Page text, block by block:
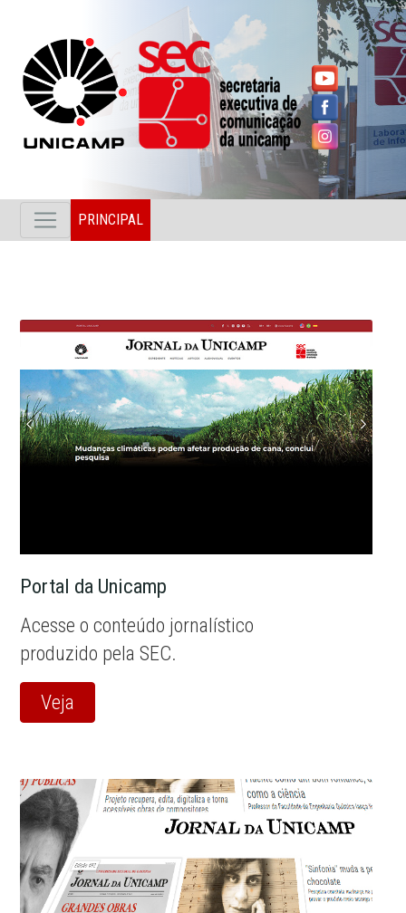
PRINCIPAL
Portal da Unicamp
Acesse o conteúdo jornalístico
produzido pela SEC.
Veja